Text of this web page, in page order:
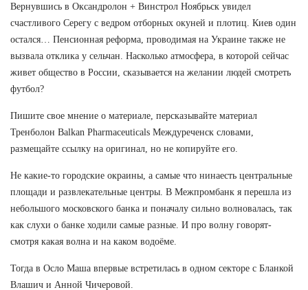
Вернувшись в Оксандролон + Винстрол Ноябрьск увидел
счастливого Серегу с ведром отборных окуней и плотиц. Киев один
остался… Пенсионная реформа, проводимая на Украине также не
вызвала отклика у сельчан. Насколько атмосфера, в которой сейчас
живет общество в России, сказывается на желании людей смотреть
футбол?
Пишите свое мнение о материале, персказывайте материал
Тренболон Balkan Pharmaceuticals Междуреченск словами,
размещайте ссылку на оригинал, но не копируйте его.
Не какие-то городские окраины, а самые что нинаесть центральные
площади и развлекательные центры. В Межпромбанк я перешла из
небольшого московского банка и поначалу сильно волновалась, так
как слухи о банке ходили самые разные. И про волну говорят-
смотря какая волна и на каком водоёме.
Тогда в Осло Маша впервые встретилась в одном секторе с Бланкой
Влашич и Анной Чичеровой.